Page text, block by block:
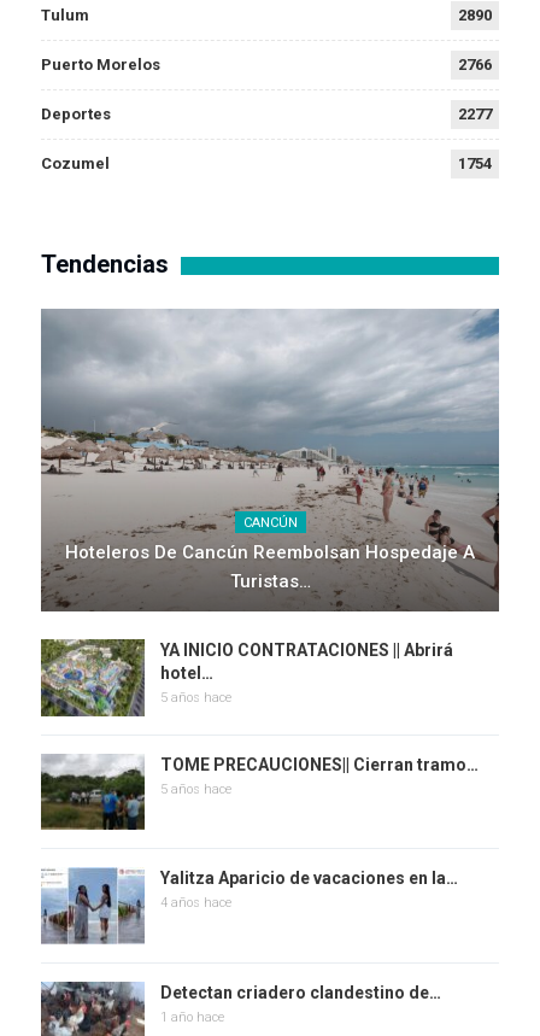
Tulum 2890
Puerto Morelos 2766
Deportes 2277
Cozumel 1754
Tendencias
CANCÚN
Hoteleros De Cancún Reembolsan Hospedaje A
Turistas…
YA INICIO CONTRATACIONES || Abrirá
hotel…
5 años hace
TOME PRECAUCIONES|| Cierran tramo…
5 años hace
Yalitza Aparicio de vacaciones en la…
4 años hace
Detectan criadero clandestino de…
1 año hace